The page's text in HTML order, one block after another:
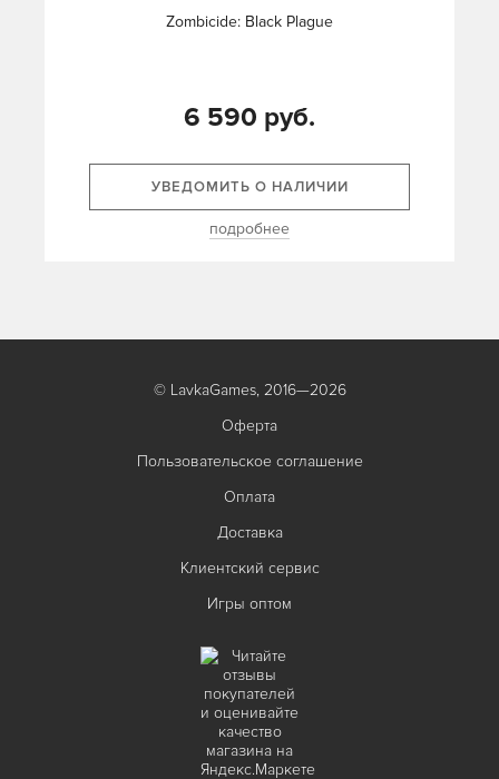
Zombicide: Black Plague
6 590 руб.
УВЕДОМИТЬ О НАЛИЧИИ
подробнее
© LavkaGames, 2016—2026
Оферта
Пользовательское соглашение
Оплата
Доставка
Клиентский сервис
Игры оптом